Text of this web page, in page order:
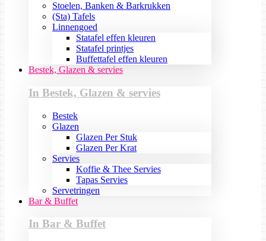
Stoelen, Banken & Barkrukken
(Sta) Tafels
Linnengoed
Statafel effen kleuren
Statafel printjes
Buffettafel effen kleuren
Bestek, Glazen & servies
In Bestek, Glazen & servies
Bestek
Glazen
Glazen Per Stuk
Glazen Per Krat
Servies
Koffie & Thee Servies
Tapas Servies
Servetringen
Bar & Buffet
In Bar & Buffet